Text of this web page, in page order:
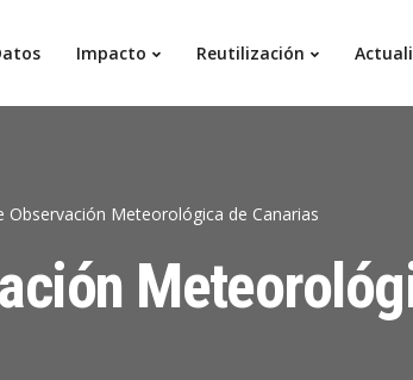
al
Impacto Reutilización
Observación Meteorológica de Canarias